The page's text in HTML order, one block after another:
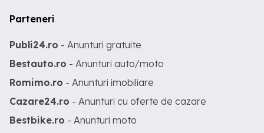
Parteneri
Publi24.ro - Anunturi gratuite
Bestauto.ro - Anunturi auto/moto
Romimo.ro - Anunturi imobiliare
Cazare24.ro - Anunturi cu oferte de cazare
Bestbike.ro - Anunturi moto